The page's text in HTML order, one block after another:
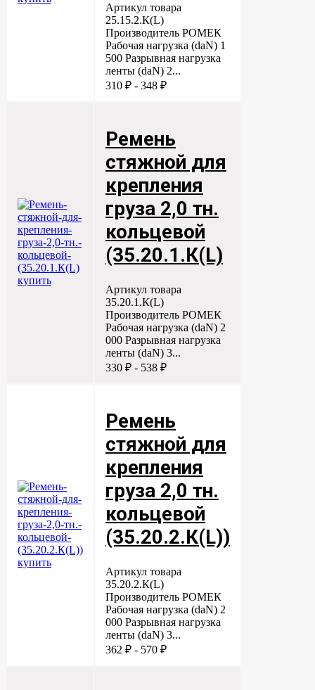
Артикул товара
25.15.2.К(L)
Производитель РОМЕК
Рабочая нагрузка (daN) 1
500 Разрывная нагрузка
ленты (daN) 2...
310 ₽ - 348 ₽
Ремень
стяжной для
крепления
груза 2,0 тн.
кольцевой
(35.20.1.К(L)
Артикул товара
35.20.1.К(L)
Производитель РОМЕК
Рабочая нагрузка (daN) 2
000 Разрывная нагрузка
ленты (daN) 3...
330 ₽ - 538 ₽
Ремень
стяжной для
крепления
груза 2,0 тн.
кольцевой
(35.20.2.К(L))
Артикул товара
35.20.2.К(L)
Производитель РОМЕК
Рабочая нагрузка (daN) 2
000 Разрывная нагрузка
ленты (daN) 3...
362 ₽ - 570 ₽